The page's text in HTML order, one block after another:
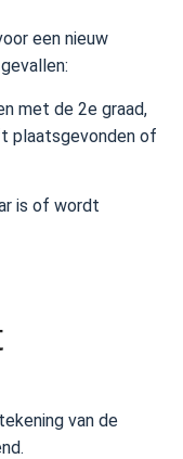
een nieuw
met de 2e graad,
plaatsgevonden of
is of wordt
van de